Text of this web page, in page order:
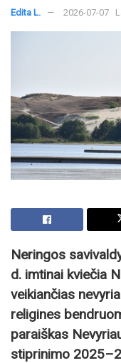
Edita L. 2026-07-07
Neringos
d. imtinai kviečia
veikiančias
religines
paraiškas
stiprinimo